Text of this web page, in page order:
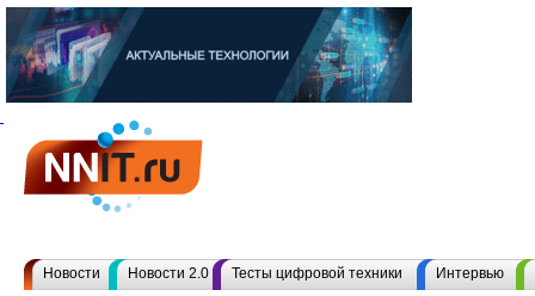
Новости Новости 2.0 Тесты цифровой техники Интервью